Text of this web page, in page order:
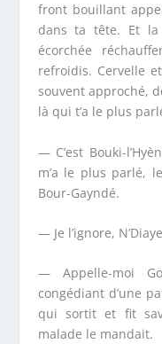
front bouillant
dans ta tête. Et la
écorchée
refroidis. Cervelle
souvent approché,
là qui t’a le plus
— C’est Bouki-
m’a le plus parlé,
Bour-Gayndé.
— Je l’ignore,
— Appelle-moi
congédiant d’une
qui sortit et fit
malade le mandait.